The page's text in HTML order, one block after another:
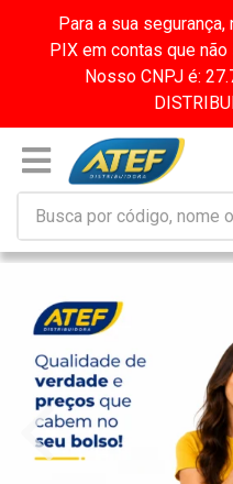
Para a sua
PIX em contas que
Nosso CNPJ é: